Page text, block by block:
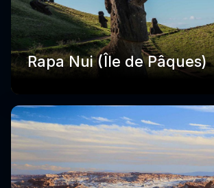
Rapa Nui (Île de Pâques)